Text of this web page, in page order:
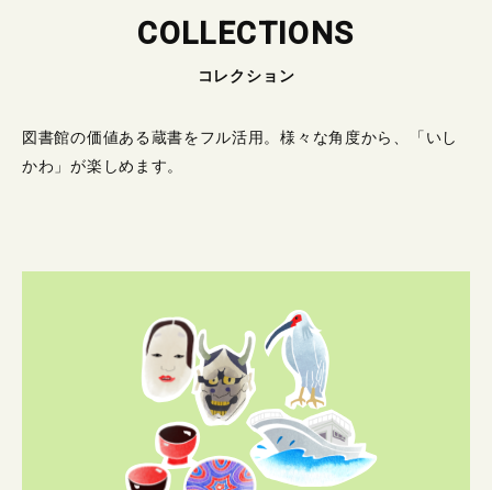
COLLECTIONS
コレクション
図書館の価値ある蔵書をフル活用。様々な角度から、「いし
かわ」が楽しめます。